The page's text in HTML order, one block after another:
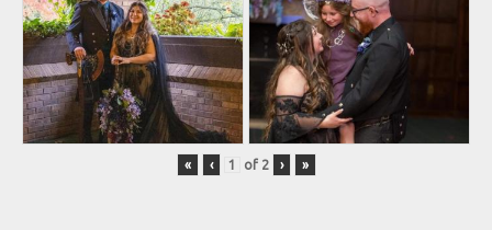
« ‹ of 2 › »